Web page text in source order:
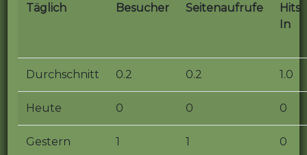
Täglich Besucher Seitenaufrufe
Hits
In
Durchschnitt 0.2 0.2 1.0
Heute 0 0 0
Gestern 1 1 0